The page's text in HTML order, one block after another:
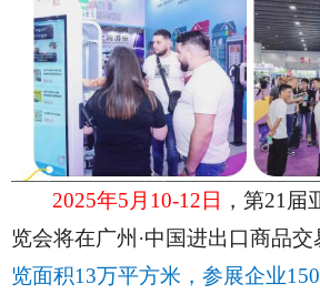
2025年5月10-12日 ，第21
览会将在广州·中国进出口商品交
览面积13万平方米，参展企业